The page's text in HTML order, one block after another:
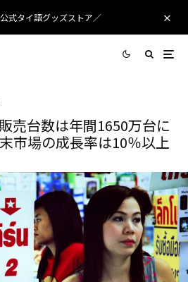
式タイ語グッズストア／
売台数は年間1650万台に
市場の成長率は10％以上